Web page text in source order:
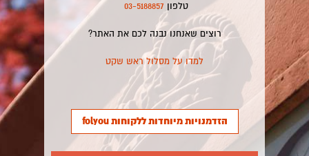
טלפון 03-5188857
רוצים שאנחנו נבנה לכם את האתר?
למדו על מסלול ראש שקט
הזדמנויות מיוחדות ללקוחות folyou